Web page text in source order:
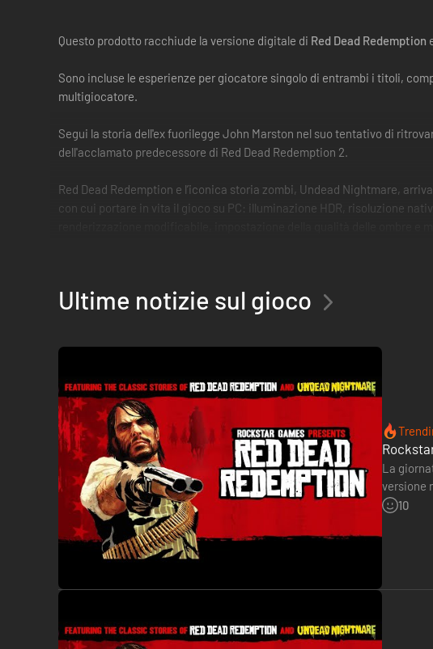
Questo prodotto racchiude la versione digitale di Red Dead Redemption
Sono incluse le esperienze per giocatore singolo di entrambi i titoli,
multigiocatore.
Segui la storia dell'ex fuorilegge John Marston nel suo tentativo di
dell'acclamato predecessore di Red Dead Redemption 2.
Red Dead Redemption e l’iconica storia zombi, Undead Nightmare,
con cui portare in vita il gioco su PC: illuminazione HDR, risoluzione
Ultime notizie sul gioco
La
versione
accesso
10